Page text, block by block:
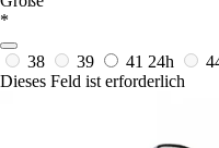
*
38 39 41 24h
Dieses Feld ist erforderlich